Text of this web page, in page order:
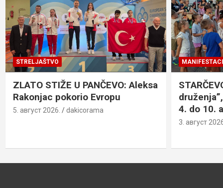
STRELJAŠTVO
ZLATO STIŽE U PANČEVO: Aleksa
Rakonjac pokorio Evropu
5. август 2026. dakicorama
4. do 10.
3. август